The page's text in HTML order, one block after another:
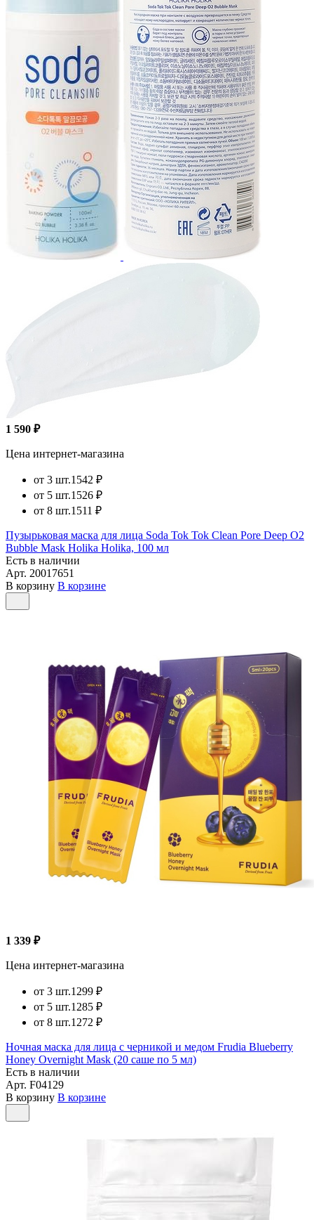
1 590 ₽
Цена интернет-магазина
от 3 шт.1542 ₽
от 5 шт.1526 ₽
от 8 шт.1511 ₽
Пузырьковая маска для лица Soda Tok Tok Clean Pore Deep O2
Bubble Mask Holika Holika, 100 мл
Есть в наличии
Арт. 20017651
В корзину В корзине
1 339 ₽
Цена интернет-магазина
от 3 шт.1299 ₽
от 5 шт.1285 ₽
от 8 шт.1272 ₽
Ночная маска для лица с черникой и медом Frudia Blueberry
Honey Overnight Mask (20 саше по 5 мл)
Есть в наличии
Арт. F04129
В корзину В корзине